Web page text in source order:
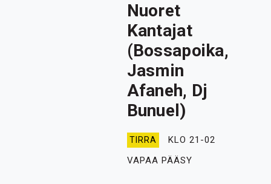
Nuoret
Kantajat
(Bossapoika,
Jasmin
Afaneh, Dj
Bunuel)
TIRRA
KLO 21-02
VAPAA PÄÄSY